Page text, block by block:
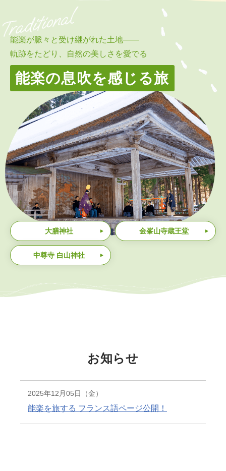
能楽が脈々と受け継がれた土地——
軌跡をたどり、自然の美しさを愛でる
能楽の息吹を感じる旅
大膳神社 金峯山寺蔵王堂
中尊寺 白山神社
お知らせ
2025年12月05日（金）
能楽を旅する フランス語ページ公開！